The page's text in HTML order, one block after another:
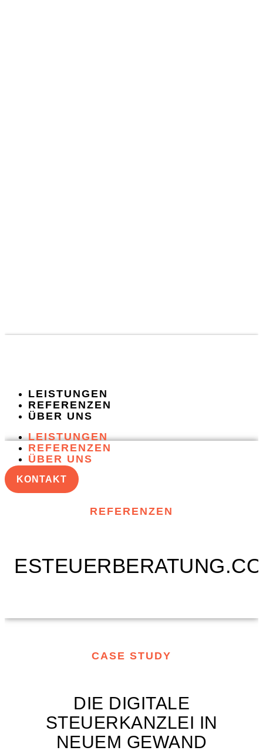
LEISTUNGEN
REFERENZEN
ÜBER UNS
LEISTUNGEN
REFERENZEN
ÜBER UNS
KONTAKT
REFERENZEN
CASE STUDY
DIE DIGITALE
STEUERKANZLEI IN
NEUEM GEWAND